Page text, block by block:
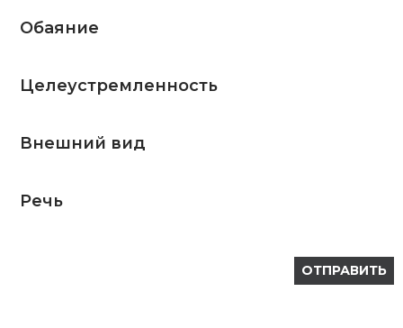
Обаяние
Целеустремленность
Внешний вид
Речь